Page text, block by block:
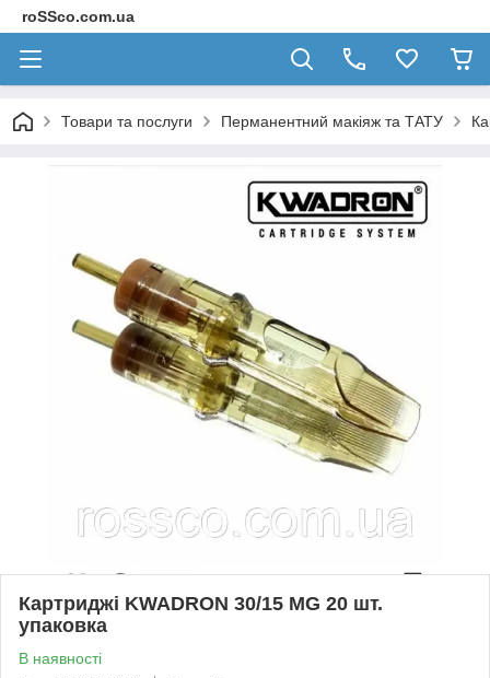
roSSco.com.ua
Товари та послуги Перманентний макіяж та ТАТУ
Картриджі KWADRON 30/15 MG 20 шт.
упаковка
В наявності